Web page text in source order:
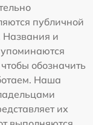
публичной
Названия и
обозначить
Наша
их